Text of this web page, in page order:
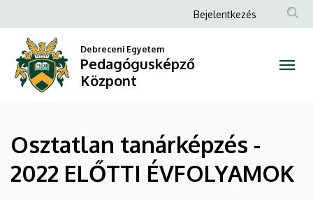
tanárképzés
2022
ÉVFOLYAMOK
a
tartalomra
Anonim
fiók
menüje
Bejelentkezés
Debreceni Egyetem
Pedagógusképző
Központ
Osztatlan tanárképzés -
2022 ELŐTTI ÉVFOLYAMOK